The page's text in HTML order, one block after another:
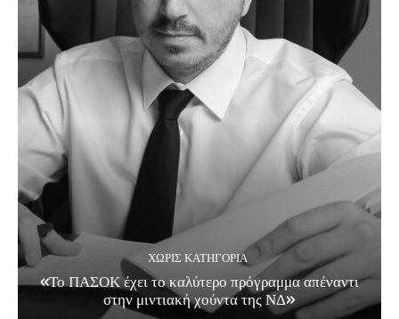
ΧΩΡΊΣ ΚΑΤΗΓΟΡΊΑ
«Το ΠΑΣΟΚ έχει το καλύτερο πρόγραμμα απέναντι
στην μιντιακή χούντα της ΝΔ»